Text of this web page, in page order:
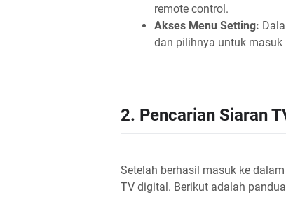
remote control.
Akses Menu Setting:
dan pilihnya untuk masuk
2. Pencarian Siaran
Setelah berhasil masuk ke
TV digital. Berikut adalah